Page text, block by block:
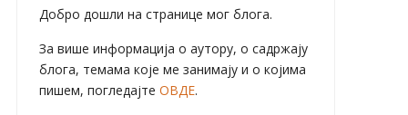
Добро дошли на странице мог блога.
За више информација о аутору, о садржају
блога, темама које ме занимају и о којима
пишем, погледајте ОВДЕ.